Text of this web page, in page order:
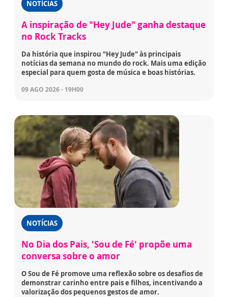
NOTÍCIAS
A inspiração de "Hey Jude" ganha destaque
no Rock Tracks
Da história que inspirou "Hey Jude" às principais
notícias da semana no mundo do rock. Mais uma edição
especial para quem gosta de música e boas histórias.
09 AGO 2026 - 19H00
NOTÍCIAS
No Dia dos Pais, 'Sou de Fé' propõe uma
conversa sobre o amor
O Sou de Fé promove uma reflexão sobre os desafios de
demonstrar carinho entre pais e filhos, incentivando a
valorização dos pequenos gestos de amor.